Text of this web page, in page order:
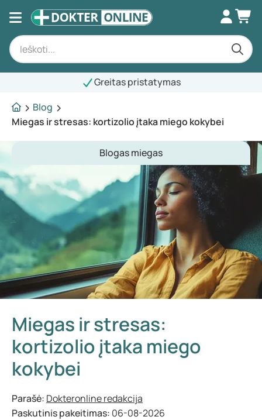
Greitas pristatymas
Blog
Miegas ir stresas: kortizolio įtaka miego kokybei
Blogas miegas
Miegas ir stresas:
kortizolio įtaka miego
kokybei
Parašė: Dokteronline redakcija
Paskutinis pakeitimas: 06-08-2026